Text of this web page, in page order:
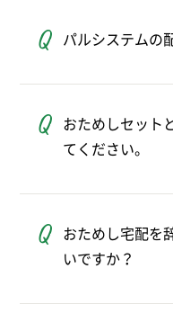
パルシステムの
山梨、長野、静
※上記の都県内でも一
おためしセット
てください。
す。
「おためし宅配
おためし宅配を
いですか？